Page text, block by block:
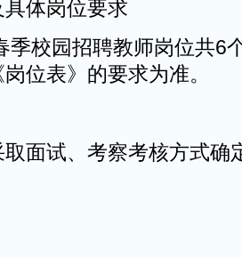
体岗位要求
季校园招聘教师岗位共6
位表》的要求为准。
面试、考察考核方式确